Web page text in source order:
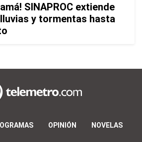
SINAPROC extiende
y tormentas hasta
OPINIÓN NOVELAS